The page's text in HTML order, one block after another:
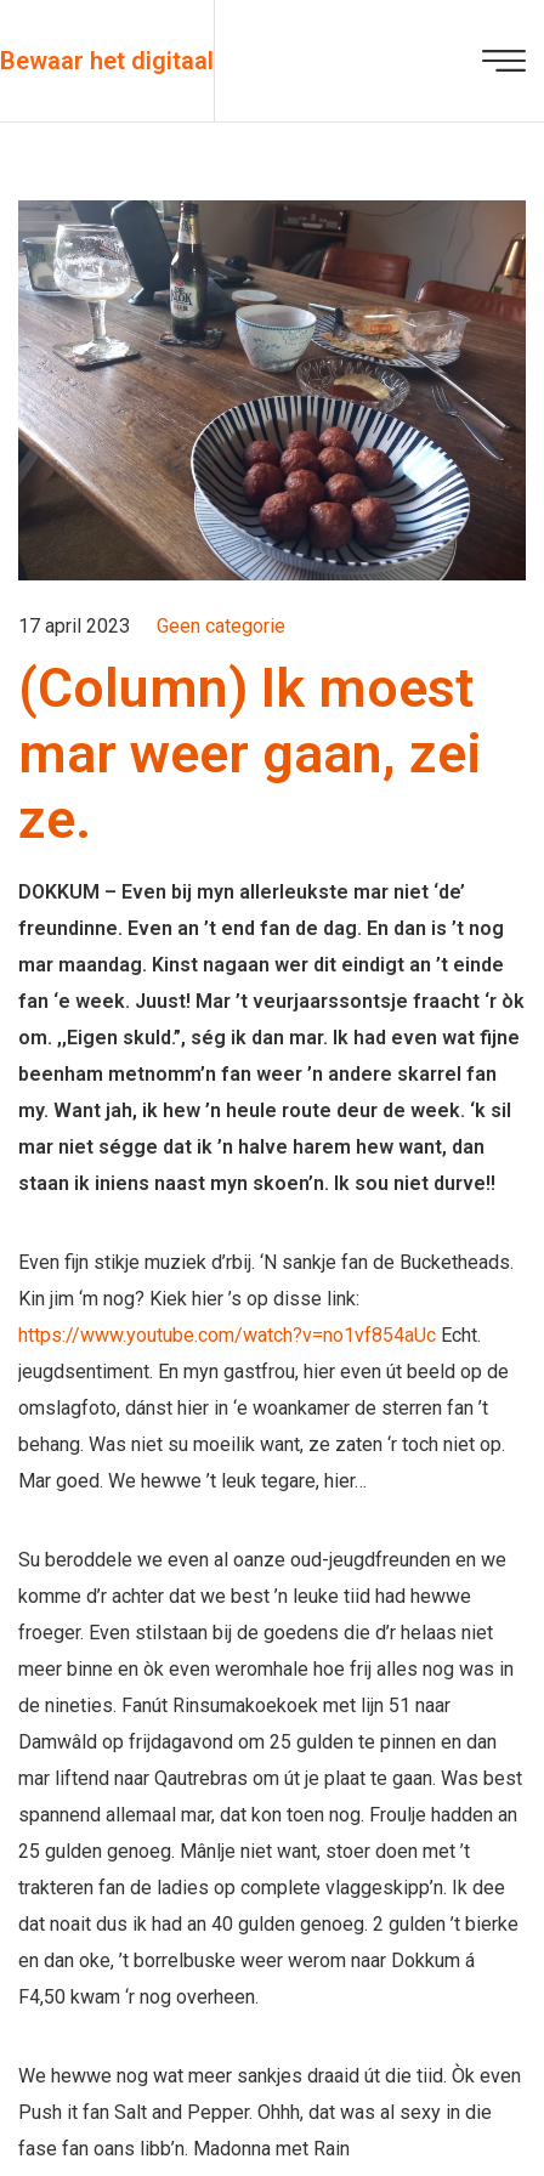
Bewaar het digitaal
17 april 2023 Geen categorie
(Column) Ik moest
mar weer gaan, zei
ze.
DOKKUM – Even bij myn allerleukste mar niet ‘de’
freundinne. Even an ’t end fan de dag. En dan is ’t nog
mar maandag. Kinst nagaan wer dit eindigt an ’t einde
fan ‘e week. Juust! Mar ’t veurjaarssontsje fraacht ‘r òk
om. ,,Eigen skuld.”, ség ik dan mar. Ik had even wat fijne
beenham metnomm’n fan weer ’n andere skarrel fan
my. Want jah, ik hew ’n heule route deur de week. ‘k sil
mar niet ségge dat ik ’n halve harem hew want, dan
staan ik iniens naast myn skoen’n. Ik sou niet durve!!
Even fijn stikje muziek d’rbij. ‘N sankje fan de Bucketheads.
Kin jim ‘m nog? Kiek hier ’s op disse link:
https://www.youtube.com/watch?v=no1vf854aUc Echt.
jeugdsentiment. En myn gastfrou, hier even út beeld op de
omslagfoto, dánst hier in ‘e woankamer de sterren fan ’t
behang. Was niet su moeilik want, ze zaten ‘r toch niet op.
Mar goed. We hewwe ’t leuk tegare, hier…
Su beroddele we even al oanze oud-jeugdfreunden en we
komme d’r achter dat we best ’n leuke tiid had hewwe
froeger. Even stilstaan bij de goedens die d’r helaas niet
meer binne en òk even weromhale hoe frij alles nog was in
de nineties. Fanút Rinsumakoekoek met lijn 51 naar
Damwâld op frijdagavond om 25 gulden te pinnen en dan
mar liftend naar Qautrebras om út je plaat te gaan. Was best
spannend allemaal mar, dat kon toen nog. Froulje hadden an
25 gulden genoeg. Mânlje niet want, stoer doen met ’t
trakteren fan de ladies op complete vlaggeskipp’n. Ik dee
dat noait dus ik had an 40 gulden genoeg. 2 gulden ’t bierke
en dan oke, ’t borrelbuske weer werom naar Dokkum á
F4,50 kwam ‘r nog overheen.
We hewwe nog wat meer sankjes draaid út die tiid. Òk even
Push it fan Salt and Pepper. Ohhh, dat was al sexy in die
fase fan oans libb’n. Madonna met Rain